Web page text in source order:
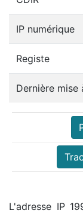
IP numérique
Registe
Dernière mise
L'adresse IP